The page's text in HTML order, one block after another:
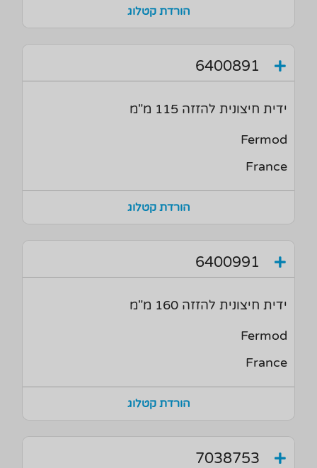
הורדת קטלוג
6400891
ידית חיצונית להזזה 115 מ"מ
Fermod
France
הורדת קטלוג
6400991
ידית חיצונית להזזה 160 מ"מ
Fermod
France
הורדת קטלוג
7038753